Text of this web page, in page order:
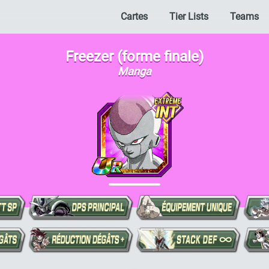
Cartes Tier Lists Teams
Freezer (forme finale)
Manga